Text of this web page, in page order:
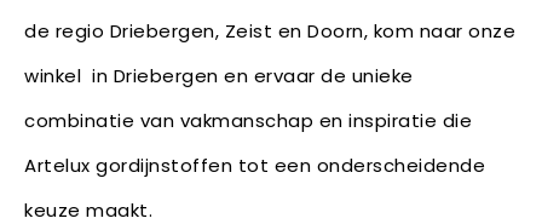
de regio Driebergen, Zeist en Doorn, kom naar onze
winkel in Driebergen en ervaar de unieke
combinatie van vakmanschap en inspiratie die
Artelux gordijnstoffen tot een onderscheidende
keuze maakt.